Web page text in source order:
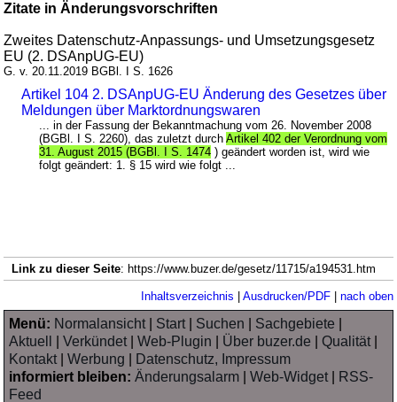
Zitate in Änderungsvorschriften
Zweites Datenschutz-Anpassungs- und Umsetzungsgesetz
EU (2. DSAnpUG-EU)
G. v. 20.11.2019 BGBl. I S. 1626
Artikel 104 2. DSAnpUG-EU Änderung des Gesetzes über
Meldungen über Marktordnungswaren
... in der Fassung der Bekanntmachung vom 26. November 2008
(BGBl. I S. 2260), das zuletzt durchArtikel 402 der Verordnung vom
31. August 2015 (BGBl. I S. 1474 ) geändert worden ist, wird wie
folgt geändert: 1. § 15 wird wie folgt ...
Link zu dieser Seite: https://www.buzer.de/gesetz/11715/a194531.htm
Inhaltsverzeichnis Ausdrucken/PDF| nach oben
Menü: Normalansicht| Start| Suchen Sachgebiete
Aktuell
|Verkündet|Web-Plugin Über buzer.de |Qualität|
Kontakt|Werbung
Datenschutz, Impressum
informiert bleiben: Änderungsalarm |Web-Widget|
RSS-
Feed